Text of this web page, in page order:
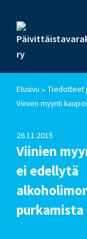
Etusivu > Tiedotteet
26.11.2015
Viinien
ei edellytä
purkamista